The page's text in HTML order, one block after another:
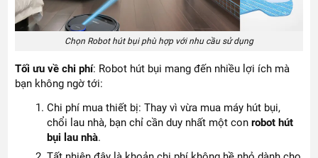
Chọn Robot hút bụi phù hợp với nhu cầu sử dụng
Tối ưu về chi phí: Robot hút bụi mang đến nhiều lợi ích mà
bạn không ngờ tới:
Chi phí mua thiết bị: Thay vì vừa mua máy hút bụi,
chổi lau nhà, bạn chỉ cần duy nhất một conrobot hút
bụi lau nhà.